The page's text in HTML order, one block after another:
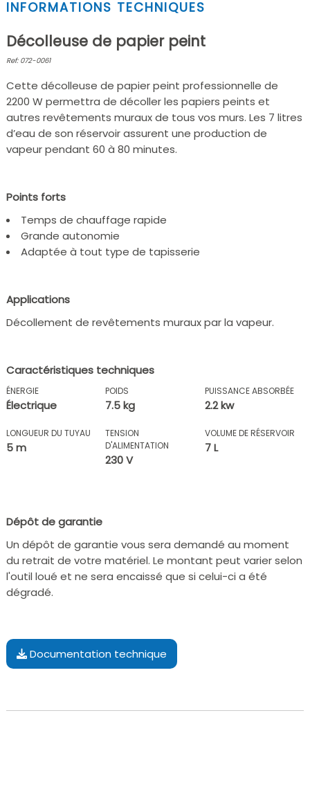
INFORMATIONS TECHNIQUES
Décolleuse de papier peint
Ref: 072-0061
Cette décolleuse de papier peint professionnelle de
2200 W permettra de décoller les papiers peints et
autres revêtements muraux de tous vos murs. Les 7 litres
d’eau de son réservoir assurent une production de
vapeur pendant 60 à 80 minutes.
Points forts
Temps de chauffage rapide
Grande autonomie
Adaptée à tout type de tapisserie
Applications
Décollement de revêtements muraux par la vapeur.
Caractéristiques techniques
ÉNERGIE
Électrique
POIDS
7.5 kg
PUISSANCE ABSORBÉE
2.2 kw
LONGUEUR DU TUYAU
5 m
TENSION
D'ALIMENTATION
230 V
VOLUME DE RÉSERVOIR
7 L
Dépôt de garantie
Un dépôt de garantie vous sera demandé au moment
du retrait de votre matériel. Le montant peut varier selon
l'outil loué et ne sera encaissé que si celui-ci a été
dégradé.
Documentation technique